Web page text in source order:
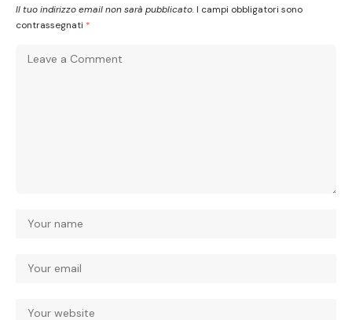
Il tuo indirizzo email non sarà pubblicato. I campi obbligatori sono
contrassegnati *